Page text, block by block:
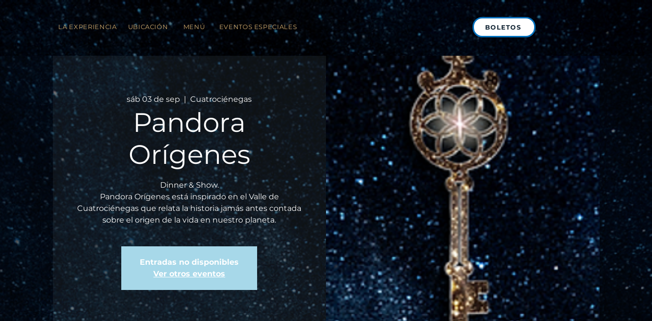
LA EXPERIENCIA UBICACIÓN MENÚ EVENTOS ESPECIALES BOLETOS
sáb 03 de sep
  |
Cuatrociénegas
Pandora
Orígenes
Dinner & Show.
Pandora Orígenes está inspirado en el Valle de
Cuatrociénegas que relata la historia jamás antes contada
sobre el origen de la vida en nuestro planeta.
Entradas no disponibles
Ver otros eventos